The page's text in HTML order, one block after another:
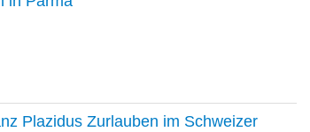
Plazidus Zurlauben im Schweizer